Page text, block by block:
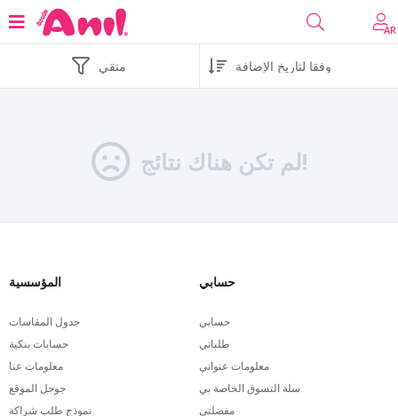
AR
منقي
لم تكن هناك نتائج!
المؤسسية
جدول المقاسات
حسابات بنكية
معلومات عنا
جوجل الموقع
نموذج طلب شراكة
حسابي
حسابي
طلباتي
معلومات عنواني
سلة التسوق الخاصة بي
مفضلتي